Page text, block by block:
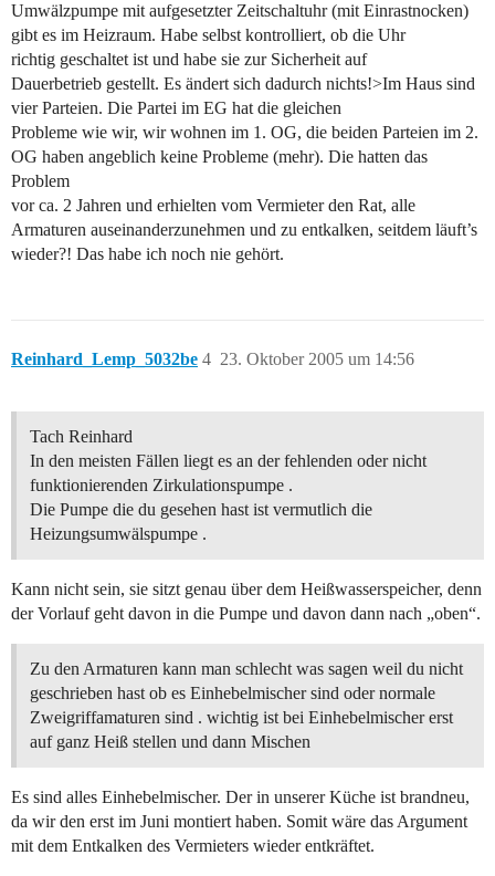
Umwälzpumpe mit aufgesetzter Zeitschaltuhr (mit Einrastnocken)
gibt es im Heizraum. Habe selbst kontrolliert, ob die Uhr
richtig geschaltet ist und habe sie zur Sicherheit auf
Dauerbetrieb gestellt. Es ändert sich dadurch nichts!>Im Haus sind
vier Parteien. Die Partei im EG hat die gleichen
Probleme wie wir, wir wohnen im 1. OG, die beiden Parteien im 2.
OG haben angeblich keine Probleme (mehr). Die hatten das
Problem
vor ca. 2 Jahren und erhielten vom Vermieter den Rat, alle
Armaturen auseinanderzunehmen und zu entkalken, seitdem läuft’s
wieder?! Das habe ich noch nie gehört.
Reinhard_Lemp_5032be 23. Oktober 2005 um 14:56
4
Tach Reinhard
In den meisten Fällen liegt es an der fehlenden oder nicht
funktionierenden Zirkulationspumpe .
Die Pumpe die du gesehen hast ist vermutlich die
Heizungsumwälspumpe .
Kann nicht sein, sie sitzt genau über dem Heißwasserspeicher, denn
der Vorlauf geht davon in die Pumpe und davon dann nach „oben“.
Zu den Armaturen kann man schlecht was sagen weil du nicht
geschrieben hast ob es Einhebelmischer sind oder normale
Zweigriffamaturen sind . wichtig ist bei Einhebelmischer erst
auf ganz Heiß stellen und dann Mischen
Es sind alles Einhebelmischer. Der in unserer Küche ist brandneu,
da wir den erst im Juni montiert haben. Somit wäre das Argument
mit dem Entkalken des Vermieters wieder entkräftet.